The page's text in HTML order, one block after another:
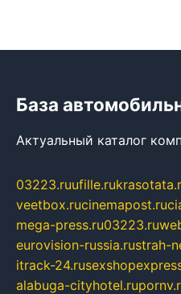
База
Актуальный каталог
03223.ruufille.ru
veetbox.rucinemapost.ru
mega-press.ru03223.ru
eurovision-russia.rustrah-
itrack-24.ru
alabuga-cityhotel.ru